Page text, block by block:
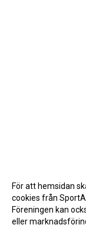
För att hemsidan
cookies från
Föreningen kan
eller